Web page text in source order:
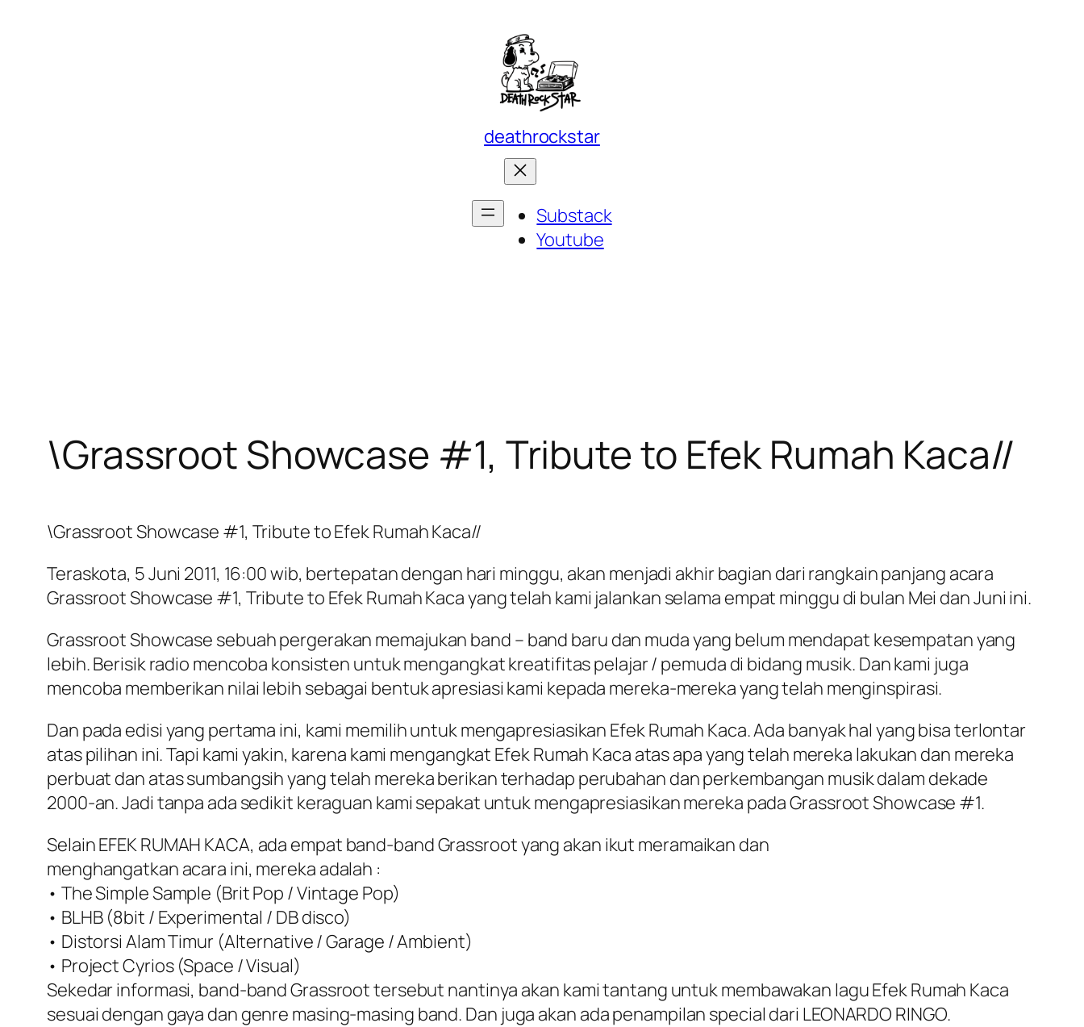
deathrockstar
Substack
Youtube
\Grassroot Showcase #1, Tribute to Efek Rumah Kaca//
\Grassroot Showcase #1, Tribute to Efek Rumah Kaca//
Teraskota, 5 Juni 2011, 16:00 wib, bertepatan dengan hari minggu, akan menjadi akhir bagian dari rangkain panjang acara
Grassroot Showcase #1, Tribute to Efek Rumah Kaca yang telah kami jalankan selama empat minggu di bulan Mei dan Juni ini.
Grassroot Showcase sebuah pergerakan memajukan band – band baru dan muda yang belum mendapat kesempatan yang
lebih. Berisik radio mencoba konsisten untuk mengangkat kreatifitas pelajar / pemuda di bidang musik. Dan kami juga
mencoba memberikan nilai lebih sebagai bentuk apresiasi kami kepada mereka-mereka yang telah menginspirasi.
Dan pada edisi yang pertama ini, kami memilih untuk mengapresiasikan Efek Rumah Kaca. Ada banyak hal yang bisa terlontar
atas pilihan ini. Tapi kami yakin, karena kami mengangkat Efek Rumah Kaca atas apa yang telah mereka lakukan dan mereka
perbuat dan atas sumbangsih yang telah mereka berikan terhadap perubahan dan perkembangan musik dalam dekade
2000-an. Jadi tanpa ada sedikit keraguan kami sepakat untuk mengapresiasikan mereka pada Grassroot Showcase #1.
Selain EFEK RUMAH KACA, ada empat band-band Grassroot yang akan ikut meramaikan dan
menghangatkan acara ini, mereka adalah :
• The Simple Sample (Brit Pop / Vintage Pop)
• BLHB (8bit / Experimental / DB disco)
• Distorsi Alam Timur (Alternative / Garage / Ambient)
• Project Cyrios (Space / Visual)
Sekedar informasi, band-band Grassroot tersebut nantinya akan kami tantang untuk membawakan lagu Efek Rumah Kaca
sesuai dengan gaya dan genre masing-masing band. Dan juga akan ada penampilan special dari LEONARDO RINGO.